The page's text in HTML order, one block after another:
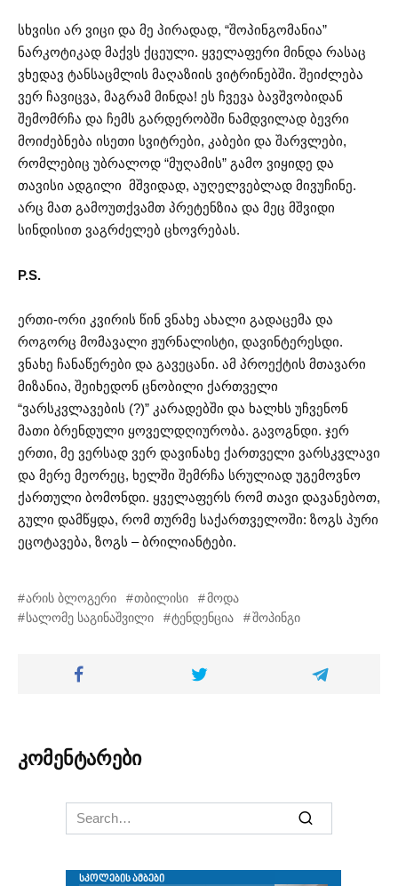
სხვისი არ ვიცი და მე პირადად, “შოპინგომანია”
ნარკოტიკად მაქვს ქცეული. ყველაფერი მინდა რასაც
ვხედავ ტანსაცმლის მაღაზიის ვიტრინებში. შეიძლება
ვერ ჩავიცვა, მაგრამ მინდა! ეს ჩვევა ბავშვობიდან
შემომრჩა და ჩემს გარდერობში ნამდვილად ბევრი
მოიძებნება ისეთი სვიტრები, კაბები და შარვლები,
რომლებიც უბრალოდ “მუღამის” გამო ვიყიდე და
თავისი ადგილი მშვიდად, აუღელვებლად მივუჩინე.
არც მათ გამოუთქვამთ პრეტენზია და მეც მშვიდი
სინდისით ვაგრძელებ ცხოვრებას.
P.S.
ერთი-ორი კვირის წინ ვნახე ახალი გადაცემა და
როგორც მომავალი ჟურნალისტი, დავინტერესდი.
ვნახე ჩანაწერები და გავეცანი. ამ პროექტის მთავარი
მიზანია, შეიხედონ ცნობილი ქართველი
“ვარსკვლავების (?)” კარადებში და ხალხს უჩვენონ
მათი ბრენდული ყოველდღიურობა. გავოგნდი. ჯერ
ერთი, მე ვერსად ვერ დავინახე ქართველი ვარსკვლავი
და მერე მეორეც, ხელში შემრჩა სრულიად უგემოვნო
ქართული ბომონდი. ყველაფერს რომ თავი დავანებოთ,
გული დამწყდა, რომ თურმე საქართველოში: ზოგს პური
ეცოტავება, ზოგს – ბრილიანტები.
არის ბლოგერი თბილისი
მოდა
სალომე საგინაშვილი
ტენდენცია შოპინგი
კომენტარები
Search
for: